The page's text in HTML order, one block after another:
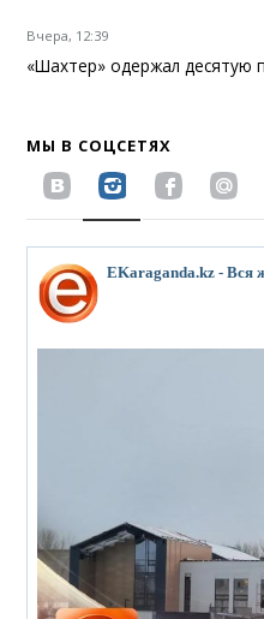
Вчера, 12:39
«Шахтер» одержал десятую
МЫ В СОЦСЕТЯХ
EKaraganda.kz - Вся